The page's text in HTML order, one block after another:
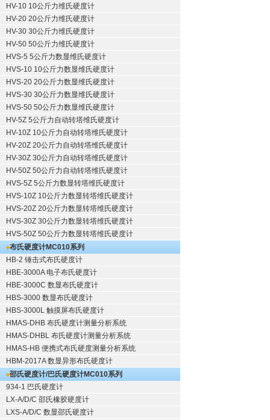
HV-10 10公斤力维氏硬度计
HV-20 20公斤力维氏硬度计
HV-30 30公斤力维氏硬度计
HV-50 50公斤力维氏硬度计
HVS-5 5公斤力数显维氏硬度计
HVS-10 10公斤力数显维氏硬度计
HVS-20 20公斤力数显维氏硬度计
HVS-30 30公斤力数显维氏硬度计
HVS-50 50公斤力数显维氏硬度计
HV-5Z 5公斤力自动转塔维氏硬度计
HV-10Z 10公斤力自动转塔维氏硬度计
HV-20Z 20公斤力自动转塔维氏硬度计
HV-30Z 30公斤力自动转塔维氏硬度计
HV-50Z 50公斤力自动转塔维氏硬度计
HVS-5Z 5公斤力数显转塔维氏硬度计
HVS-10Z 10公斤力数显转塔维氏硬度计
HVS-20Z 20公斤力数显转塔维氏硬度计
HVS-30Z 30公斤力数显转塔维氏硬度计
HVS-50Z 50公斤力数显转塔维氏硬度计
布氏硬度计MC010系列
HB-2 锤击式布氏硬度计
HBE-3000A 电子布氏硬度计
HBE-3000C 数显布氏硬度计
HBS-3000 数显布氏硬度计
HBS-3000L 触摸屏布氏硬度计
HMAS-DHB 布氏硬度计测量分析系统
HMAS-DHBL 布氏硬度计测量分析系统
HMAS-HB 便携式布氏硬度测量分析系统
HBM-2017A 数显异形布氏硬度计
邵氏硬度计/巴氏硬度计MC010系列
934-1 巴氏硬度计
LX-A/D/C 邵氏橡胶硬度计
LXS-A/D/C 数显邵氏硬度计